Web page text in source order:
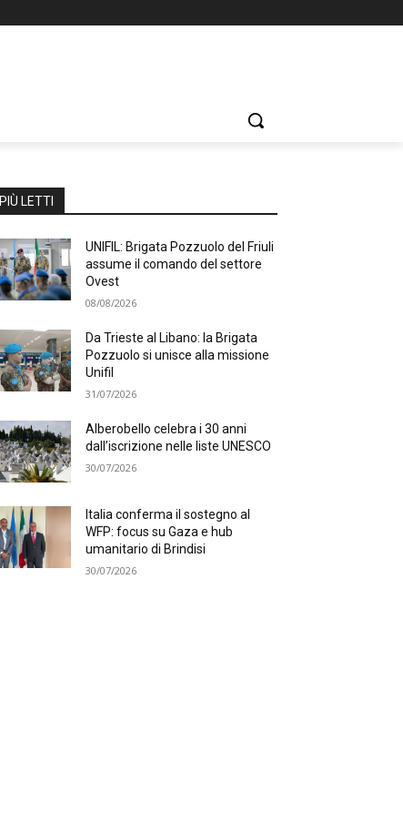
I PIÙ LETTI
UNIFIL: Brigata Pozzuolo del Friuli
assume il comando del settore
Ovest
08/08/2026
Da Trieste al Libano: la Brigata
Pozzuolo si unisce alla missione
Unifil
31/07/2026
Alberobello celebra i 30 anni
dall’iscrizione nelle liste UNESCO
30/07/2026
Italia conferma il sostegno al
WFP: focus su Gaza e hub
umanitario di Brindisi
30/07/2026